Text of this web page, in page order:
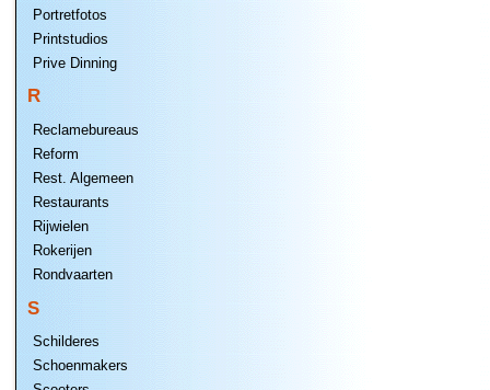
Portretfotos
Printstudios
Prive Dinning
R
Reclamebureaus
Reform
Rest. Algemeen
Restaurants
Rijwielen
Rokerijen
Rondvaarten
S
Schilderes
Schoenmakers